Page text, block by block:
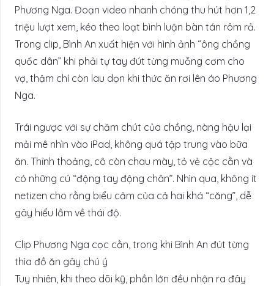
Phương Nga. Đoạn video nhanh chóng thu hút hơn 1,2
triệu lượt xem, kéo theo loạt bình luận bàn tán rôm rả.
Trong clip, Bình An xuất hiện với hình ảnh “ông chồng
quốc dân” khi phải tự tay đút từng muỗng cơm cho
vợ, thậm chí còn lau dọn khi thức ăn rơi lên áo Phương
Nga.
Trái ngược với sự chăm chút của chồng, nàng hậu lại
mải mê nhìn vào iPad, không quá tập trung vào bữa
ăn. Thỉnh thoảng, cô còn chau mày, tỏ vẻ cộc cằn và
có những cú “động tay động chân”. Nhìn qua, không ít
netizen cho rằng biểu cảm của cả hai khá “căng”, dễ
gây hiểu lầm về thái độ.
Clip Phương Nga cọc cằn, trong khi Bình An đút từng
thìa đồ ăn gây chú ý
Tuy nhiên, khi theo dõi kỹ, phần lớn đều nhận ra đây